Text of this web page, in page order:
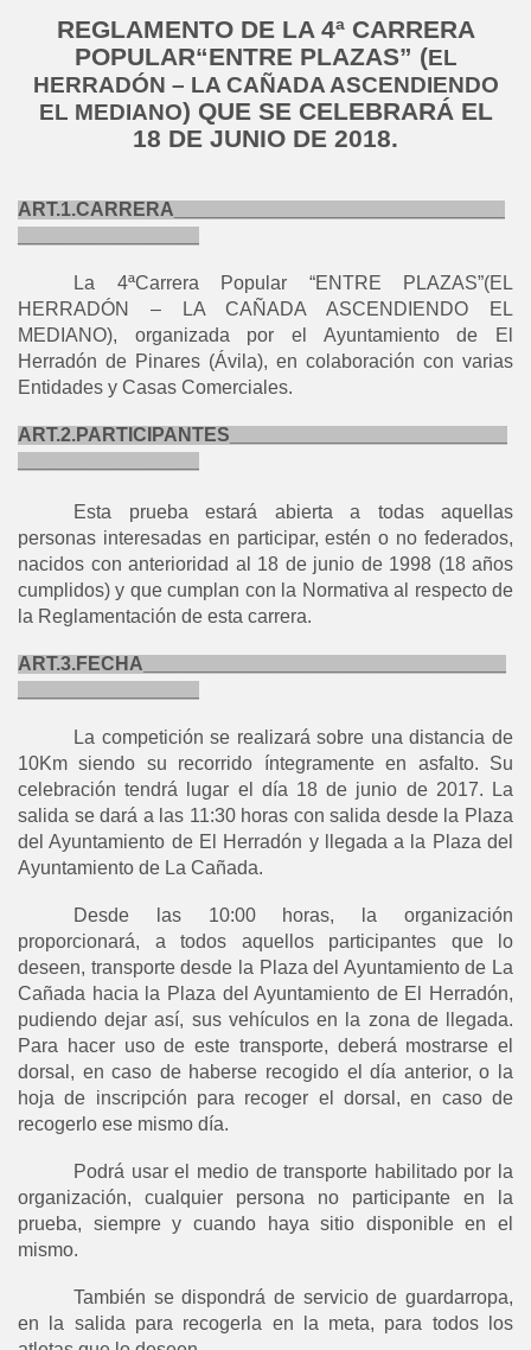
REGLAMENTO DE LA 4ª CARRERA
POPULAR“ENTRE PLAZAS” (EL
HERRADÓN – LA CAÑADA ASCENDIENDO
EL MEDIANO) QUE SE CELEBRARÁ EL
18 DE JUNIO DE 2018.
ART.1.CARRERA_______________________________
La 4ªCarrera Popular “ENTRE PLAZAS”(EL
HERRADÓN – LA CAÑADA ASCENDIENDO EL
MEDIANO), organizada por el Ayuntamiento de El
Herradón de Pinares (Ávila), en colaboración con varias
Entidades y Casas Comerciales.
ART.2.PARTICIPANTES__________________________
Esta prueba estará abierta a todas aquellas
personas interesadas en participar, estén o no federados,
nacidos con anterioridad al 18 de junio de 1998 (18 años
cumplidos) y que cumplan con la Normativa al respecto de
la Reglamentación de esta carrera.
ART.3.FECHA__________________________________
La competición se realizará sobre una distancia de
10Km siendo su recorrido íntegramente en asfalto. Su
celebración tendrá lugar el día 18 de junio de 2017. La
salida se dará a las 11:30 horas con salida desde la Plaza
del Ayuntamiento de El Herradón y llegada a la Plaza del
Ayuntamiento de La Cañada.
Desde las 10:00 horas, la organización
proporcionará, a todos aquellos participantes que lo
deseen, transporte desde la Plaza del Ayuntamiento de La
Cañada hacia la Plaza del Ayuntamiento de El Herradón,
pudiendo dejar así, sus vehículos en la zona de llegada.
Para hacer uso de este transporte, deberá mostrarse el
dorsal, en caso de haberse recogido el día anterior, o la
hoja de inscripción para recoger el dorsal, en caso de
recogerlo ese mismo día.
Podrá usar el medio de transporte habilitado por la
organización, cualquier persona no participante en la
prueba, siempre y cuando haya sitio disponible en el
mismo.
También se dispondrá de servicio de guardarropa,
en la salida para recogerla en la meta, para todos los